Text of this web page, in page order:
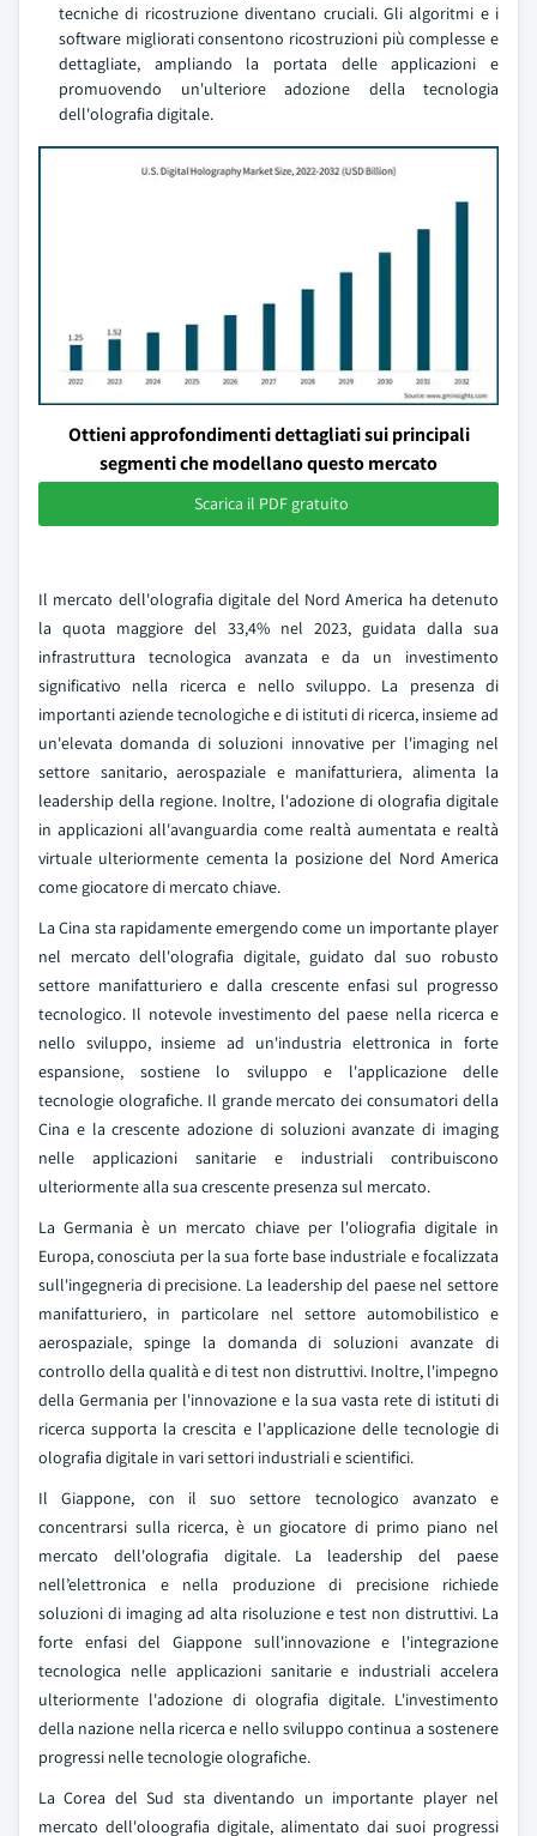
tecniche di ricostruzione diventano cruciali. Gli algoritmi e i
software migliorati consentono ricostruzioni più complesse e
dettagliate, ampliando la portata delle applicazioni e
promuovendo un'ulteriore adozione della tecnologia
dell'olografia digitale.
Ottieni approfondimenti dettagliati sui principali
segmenti che modellano questo mercato
Scarica il PDF gratuito
Il mercato dell'olografia digitale del Nord America ha detenuto
la quota maggiore del 33,4% nel 2023, guidata dalla sua
infrastruttura tecnologica avanzata e da un investimento
significativo nella ricerca e nello sviluppo. La presenza di
importanti aziende tecnologiche e di istituti di ricerca, insieme ad
un'elevata domanda di soluzioni innovative per l'imaging nel
settore sanitario, aerospaziale e manifatturiera, alimenta la
leadership della regione. Inoltre, l'adozione di olografia digitale
in applicazioni all'avanguardia come realtà aumentata e realtà
virtuale ulteriormente cementa la posizione del Nord America
come giocatore di mercato chiave.
La Cina sta rapidamente emergendo come un importante player
nel mercato dell'olografia digitale, guidato dal suo robusto
settore manifatturiero e dalla crescente enfasi sul progresso
tecnologico. Il notevole investimento del paese nella ricerca e
nello sviluppo, insieme ad un'industria elettronica in forte
espansione, sostiene lo sviluppo e l'applicazione delle
tecnologie olografiche. Il grande mercato dei consumatori della
Cina e la crescente adozione di soluzioni avanzate di imaging
nelle applicazioni sanitarie e industriali contribuiscono
ulteriormente alla sua crescente presenza sul mercato.
La Germania è un mercato chiave per l'oliografia digitale in
Europa, conosciuta per la sua forte base industriale e focalizzata
sull'ingegneria di precisione. La leadership del paese nel settore
manifatturiero, in particolare nel settore automobilistico e
aerospaziale, spinge la domanda di soluzioni avanzate di
controllo della qualità e di test non distruttivi. Inoltre, l'impegno
della Germania per l'innovazione e la sua vasta rete di istituti di
ricerca supporta la crescita e l'applicazione delle tecnologie di
olografia digitale in vari settori industriali e scientifici.
Il Giappone, con il suo settore tecnologico avanzato e
concentrarsi sulla ricerca, è un giocatore di primo piano nel
mercato dell'olografia digitale. La leadership del paese
nell’elettronica e nella produzione di precisione richiede
soluzioni di imaging ad alta risoluzione e test non distruttivi. La
forte enfasi del Giappone sull'innovazione e l'integrazione
tecnologica nelle applicazioni sanitarie e industriali accelera
ulteriormente l'adozione di olografia digitale. L'investimento
della nazione nella ricerca e nello sviluppo continua a sostenere
progressi nelle tecnologie olografiche.
La Corea del Sud sta diventando un importante player nel
mercato dell'oloografia digitale, alimentato dai suoi progressi